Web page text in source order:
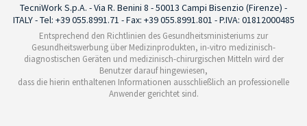
TecniWork S.p.A. - Via R. Benini 8 - 50013 Campi Bisenzio (Firenze) -
ITALY - Tel: +39 055.8991.71 - Fax: +39 055.8991.801 - P.IVA: 01812000485
Entsprechend den Richtlinien des Gesundheitsministeriums zur
Gesundheitswerbung über Medizinprodukten, in-vitro medizinisch-
diagnostischen Geräten und medizinisch-chirurgischen Mitteln wird der
Benutzer darauf hingewiesen,
dass die hierin enthaltenen Informationen ausschließlich an professionelle
Anwender gerichtet sind.